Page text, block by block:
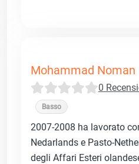
Mohammad Noman
0
Basso
2007-2008 ha lavorato
Nedarlands e Pasto-
degli Affari Esteri